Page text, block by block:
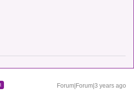
Forum|Forum|3 years ago